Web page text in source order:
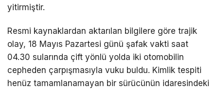
yitirmiştir.
Resmi kaynaklardan aktarılan bilgilere göre trajik
olay, 18 Mayıs Pazartesi günü şafak vakti saat
04.30 sularında çift yönlü yolda iki otomobilin
cepheden çarpışmasıyla vuku buldu. Kimlik tespiti
henüz tamamlanamayan bir sürücünün idaresindeki